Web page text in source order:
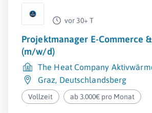
vor 30+ T
Projektmanager E-Commerce
(m/w/d)
The Heat Company
Graz, Deutschlandsberg
Vollzeit ab 3.000€ pro Monat